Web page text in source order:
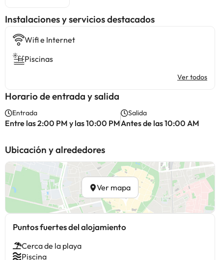
Instalaciones y servicios destacados
Wifi e Internet
Piscinas
Ver todos
Horario de entrada y salida
Entrada
Entre las 2:00 PM y las 10:00 PM
Salida
Antes de las 10:00 AM
Ubicación y alrededores
Ver mapa
Puntos fuertes del alojamiento
Cerca de la playa
Piscina